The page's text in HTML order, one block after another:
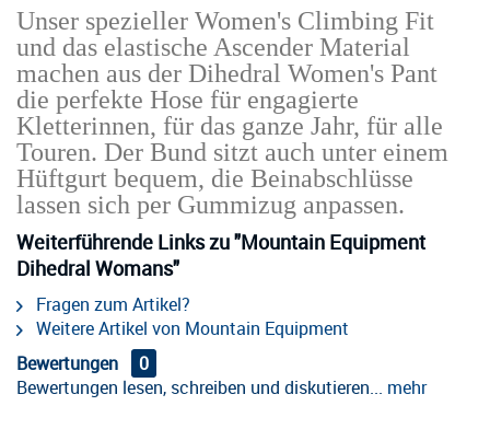
Unser spezieller Women's Climbing Fit
und das elastische Ascender Material
machen aus der Dihedral Women's Pant
die perfekte Hose für engagierte
Kletterinnen, für das ganze Jahr, für alle
Touren. Der Bund sitzt auch unter einem
Hüftgurt bequem, die Beinabschlüsse
lassen sich per Gummizug anpassen.
Weiterführende Links zu "Mountain Equipment
Dihedral Womans"
Fragen zum Artikel?
Weitere Artikel von Mountain Equipment
Bewertungen
0
Bewertungen lesen, schreiben und diskutieren... mehr